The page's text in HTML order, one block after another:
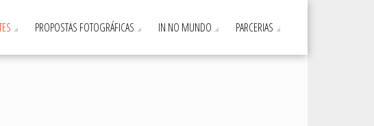
PROPOSTAS FOTOGRÁFICAS IN NO MUNDO PARCERIAS